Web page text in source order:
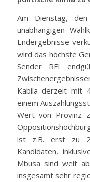
Am Dienstag,
unabhängigen
Endergebnisse
wird das höchste
Sender RFI
Kabila derzeit mit
einem
Wert von Provinz
ist z.B. erst zu
Kandidaten,
Mbusa sind weit
insgesamt sehr